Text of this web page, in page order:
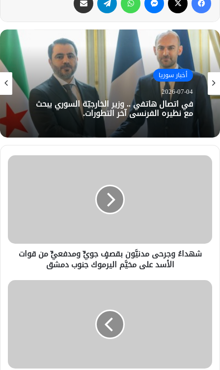
أخبار سوريا
2026-07-04
في اتصال هاتفي .. وزير الخارجيّة السوري يبحث
مع نظيره الفرنسي آخر التطورات.
شهداءُ وجرحى مدنيَّون بقصفٍ جويٍّ ومدفعيٍّ من قوات
الأسد على مخيَّم اليرموك جنوب دمشق